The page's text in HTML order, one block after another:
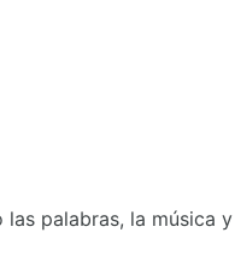
las palabras, la música